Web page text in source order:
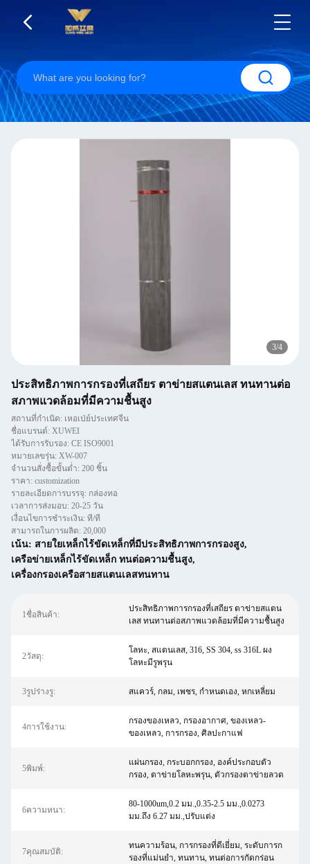
4/4
ประสิทธิภาพการกรองที่เสถียร ตาข่ายสแตนเลส ทนทานต่อ
สภาพแวดล้อมที่มีความชื้นสูง
สถานที่กำเนิด: เหอเป่ย์ประเทศจีน
ชื่อแบรนด์: XUWEI
ได้รับการรับรอง: CE ISO9001
หมายเลขรุ่น: XW-007
จำนวนสั่งซื้อขั้นต่ำ: 200 ชิ้น
ราคา: customization
รายละเอียดการบรรจุ: กล่องทอ
เวลาการส่งมอบ: 20-25 วัน
เงื่อนไขการชำระเงิน: ที/ที
สามารถในการผลิต: 20,000
เน้น: สายใยเหล็กไร้ขัดเหล็กที่มีประสิทธิภาพการกรองสูง,
เครือข่ายเหล็กไร้ขัดเหล็ก ทนต่อความชื้นสูง,
เครื่องกรองเครือสายสแตนเลสทนทาน
1ชื่อสินค้า:
ประสิทธิภาพการกรองที่เสถียร ตาข่ายสแตน
เลส ทนทานต่อสภาพแวดล้อมที่มีความชื้นสูง
2วัสดุ:
โลหะ, สแตนเลส, 316, SS 304, ss 316L ผง
โลหะมีรูพรุน
3รูปร่างรู: สแควร์, กลม, เพชร, กำหนดเอง, หกเหลี่ยม
4การใช้งาน:
กรองของเหลว, กรองอากาศ, ของเหลว-
ของเหลว, การกรอง, ศิลปะกาแฟ
5พิมพ์:
แผ่นกรอง, กระบอกกรอง, องค์ประกอบตัว
กรอง, ตาข่ายโลหะพรุน, ตัวกรองตาข่ายลวด
6ความหนา:
80-1000um,0.2 มม.,0.35-2.5 มม.,0.0273
มม.ถึง 6.27 มม.,ปรับแต่ง
7คุณสมบัติ:
ทนความร้อน, การกรองที่ดีเยี่ยม, ระดับการก
รองที่แม่นยำ, ทนทาน, ทนต่อการกัดกร่อน